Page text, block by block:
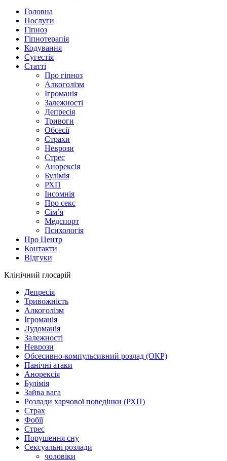
Головна
Послуги
Гіпноз
Гіпнотерапія
Кодування
Сугестія
Статті
Про гіпноз
Алкоголізм
Ігроманія
Залежності
Депресія
Тривоги
Обсесії
Страхи
Неврози
Стрес
Анорексія
Булімія
РХП
Інсомнія
Про секс
Сім’я
Медспорт
Психологія
Про Центр
Контакти
Відгуки
Клінічний глосарій
Депресія
Тривожність
Алкоголізм
Ігроманія
Лудоманія
Залежності
Неврози
Обсесивно-компульсивний розлад (ОКР)
Панічні атаки
Анорексія
Булімія
Зайва вага
Розлади харчової поведінки (РХП)
Страх
Фобії
Стрес
Порушення сну
Сексуальні розлади
чоловіки